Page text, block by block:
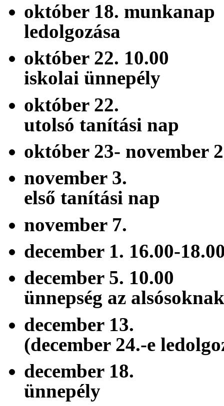
október 18.
ledolgozása
október 22.
iskolai ünnepély
október 22.
utolsó tanítási nap
október 23-
november 3.
első tanítási nap
november
december 1.
december 5.
ünnepség az alsósoknak
december
(december 24.-e
december
ünnepély